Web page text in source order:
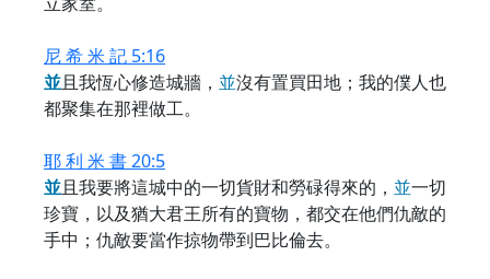
尼 希 米 記 5:16
並且我恆心修造城牆， 並沒有置買田地；我的僕人也
都聚集在那裡做工。
耶 利 米 書 20:5
並且我要將這城中的一切貨財和勞碌得來的， 並一切
珍寶，以及猶大君王所有的寶物，都交在他們仇敵的
手中；仇敵要當作掠物帶到巴比倫去。